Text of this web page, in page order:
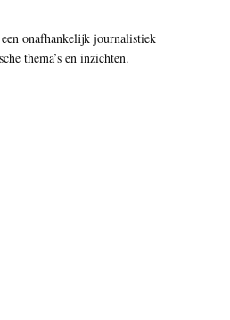
onafhankelijk journalistiek
thema’s en inzichten.